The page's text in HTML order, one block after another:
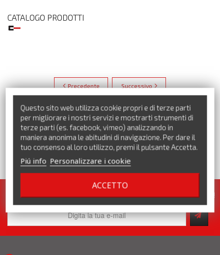
CATALOGO PRODOTTI
Precedente Successivo
Iscriviti alla nostra newsletter. Pronte per te tante promozioni!
Questo sito web utilizza cookie propri e di terze parti
per migliorare i nostri servizi e mostrarti strumenti di
terze parti (es. facebook, vimeo) analizzando in
maniera anonima le abitudini di navigazione. Per dare il
tuo consenso al loro utilizzo, premi il pulsante Accetta.
Piú info Personalizzare i cookie
ACCETTO